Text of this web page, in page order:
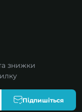
знижки
Підпишіться